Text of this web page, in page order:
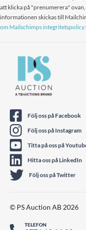
att klicka på "prenumerera"
informationen skickas till
om Mailschimps integritetspolicy
Följ oss på Facebook
Följ oss på Instagram
Titta på oss på
Hitta oss på LinkedIn
Följ oss på Twitter
© PS Auction AB 2026
TELEFON